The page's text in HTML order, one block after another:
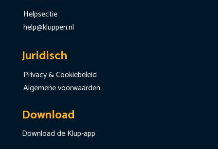
Helpsectie
help@kluppen.nl
Juridisch
Privacy & Cookiebeleid
Algemene voorwaarden
Download
Download de Klup-app